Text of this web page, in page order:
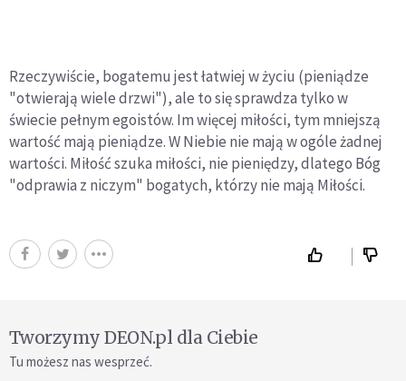
Rzeczywiście, bogatemu jest łatwiej w życiu (pieniądze
"otwierają wiele drzwi"), ale to się sprawdza tylko w
świecie pełnym egoistów. Im więcej miłości, tym mniejszą
wartość mają pieniądze. W Niebie nie mają w ogóle żadnej
wartości. Miłość szuka miłości, nie pieniędzy, dlatego Bóg
"odprawia z niczym" bogatych, którzy nie mają Miłości.
Tworzymy DEON.pl dla Ciebie
Tu możesz nas wesprzeć.